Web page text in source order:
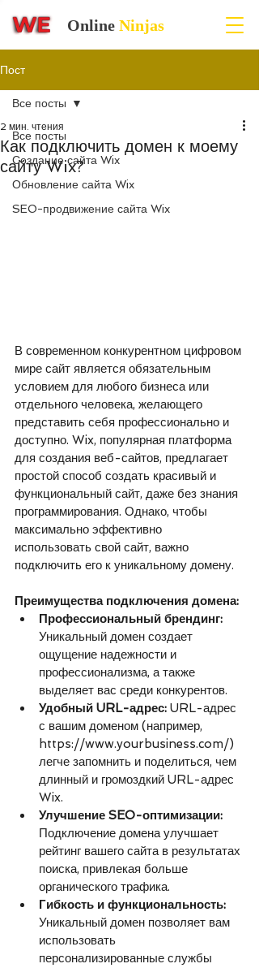
Online Ninjas
Пост
Все посты
Создание сайта Wix
Обновление сайта Wix
SEO-продвижение сайта Wix
Все посты
Как подключить домен к моему
сайту Wix?
2 мин. чтения
В современном конкурентном цифровом
мире сайт является обязательным
условием для любого бизнеса или
отдельного человека, желающего
представить себя профессионально и
доступно. Wix, популярная платформа
для создания веб-сайтов, предлагает
простой способ создать красивый и
функциональный сайт, даже без знания
программирования. Однако, чтобы
максимально эффективно
использовать свой сайт, важно
подключить его к уникальному домену.
Преимущества подключения домена:
Профессиональный брендинг:
Уникальный домен создает
ощущение надежности и
профессионализма, а также
выделяет вас среди конкурентов.
Удобный URL-адрес: URL-адрес
с вашим доменом (например,
https://www.yourbusiness.com/)
легче запомнить и поделиться, чем
длинный и громоздкий URL-адрес
Wix.
Улучшение SEO-оптимизации:
Подключение домена улучшает
рейтинг вашего сайта в результатах
поиска, привлекая больше
органического трафика.
Гибкость и функциональность:
Уникальный домен позволяет вам
использовать
персонализированные службы